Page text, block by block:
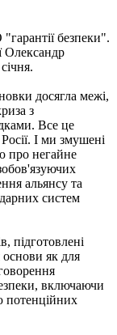
безпеки".
Олександр
досягла межі,
з
Все це
І ми змушені
про негайне
альянсу та
систем
підготовлені
як для
включаючи
потенційних